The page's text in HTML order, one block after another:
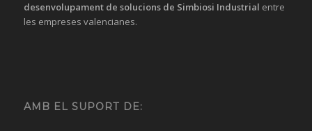
desenvolupament de solucions de Simbiosi Industrial entre
les empreses valencianes.
AMB EL SUPORT DE: